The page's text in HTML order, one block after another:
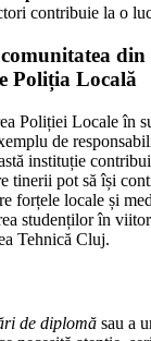
contribuie la o
din
Poliția Locală
Poliției Locale în
de
instituție
tinerii pot să își
forțele locale și
studenților în
Tehnică Cluj.
de diplomă sau a